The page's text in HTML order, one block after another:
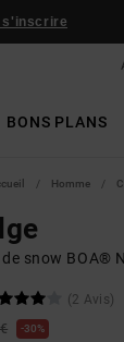
s'inscrire
BONS PLANS
Homme
snow BOA®
(2 Avis)
30%